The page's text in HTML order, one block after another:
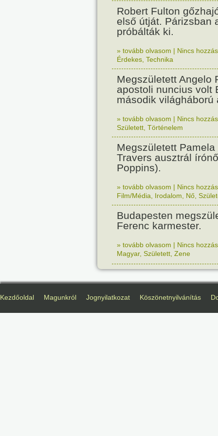
Robert Fulton
első útját. Párizsban
próbálták ki.
» tovább olvasom | Nincs
Érdekes Technika
Megszületett Angelo
apostoli nuncius volt
második világháború
» tovább olvasom | Nincs
Született Történelem
Megszületett Pamela
Travers ausztrál
Poppins).
» tovább olvasom | Nincs
Film/Média
Irodalom Nő
Budapesten
Ferenc karmester.
» tovább olvasom | Nincs
Magyar, Született Zene
Kezdőoldal Magunkról Jognyilatkozat Köszönetnyilvánítás